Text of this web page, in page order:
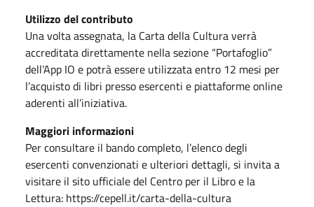
Utilizzo del contributo
Una volta assegnata, la Carta della Cultura verrà
accreditata direttamente nella sezione “Portafoglio”
dell’App IO e potrà essere utilizzata entro 12 mesi per
l’acquisto di libri presso esercenti e piattaforme online
aderenti all’iniziativa.
Maggiori informazioni
Per consultare il bando completo, l’elenco degli
esercenti convenzionati e ulteriori dettagli, si invita a
visitare il sito ufficiale del Centro per il Libro e la
Lettura: https://cepell.it/carta-della-cultura